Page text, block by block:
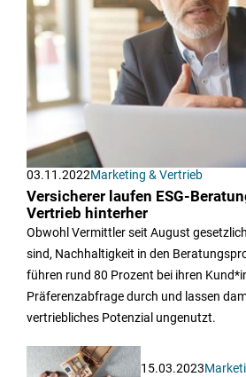
03.11.2022Marketing & Vertrieb
Versicherer laufen ESG-
Vertrieb hinterher
Obwohl Vermittler seit August
sind, Nachhaltigkeit in den
führen rund 80 Prozent bei ihren
Präferenzabfrage durch und lassen
vertriebliches Potenzial ungenutzt.
15.03.2023